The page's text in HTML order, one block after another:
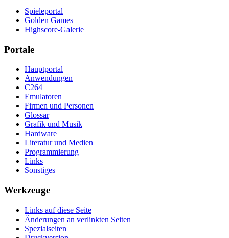
Spieleportal
Golden Games
Highscore-Galerie
Portale
Hauptportal
Anwendungen
C264
Emulatoren
Firmen und Personen
Glossar
Grafik und Musik
Hardware
Literatur und Medien
Programmierung
Links
Sonstiges
Werkzeuge
Links auf diese Seite
Änderungen an verlinkten Seiten
Spezialseiten